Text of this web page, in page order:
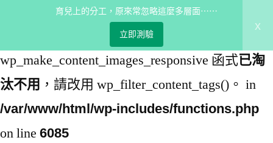
育兒上的分工，原來常忽略這麼多層面⋯⋯
立即測驗
x
: 從 5.5.0 版開始，
wp_make_content_images_responsive 函式已淘
汰不用 ，請改用 wp_filter_content_tags()。 in
/var/www/html/wp-includes/functions.php
on line 6085